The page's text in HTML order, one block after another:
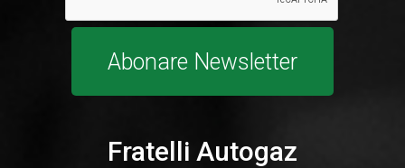
Contact
Abonare Newsletter
Fratelli Autogaz